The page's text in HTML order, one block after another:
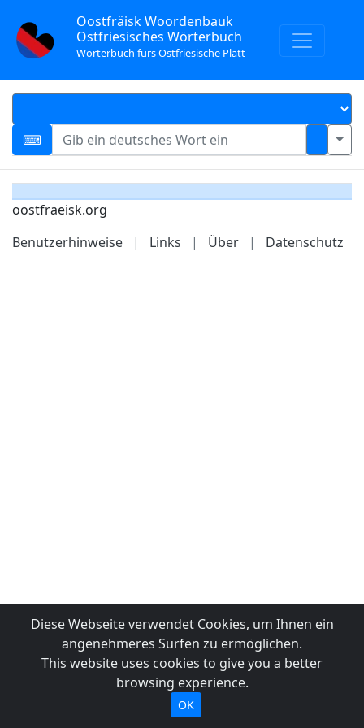
Oostfräisk Woordenbauk
Ostfriesisches Wörterbuch
Wörterbuch fürs Ostfriesische Platt
oostfraeisk.org
Benutzerhinweise
| Links | Über | Datenschutz
Diese Webseite verwendet Cookies, um Ihnen ein
angenehmeres Surfen zu ermöglichen.
This website uses cookies to give you a better
browsing experience.
OK